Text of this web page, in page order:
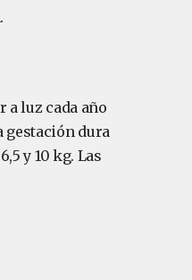
a luz cada año
gestación dura
y 10 kg. Las